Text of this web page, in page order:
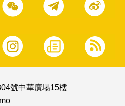
號中華廣場15樓